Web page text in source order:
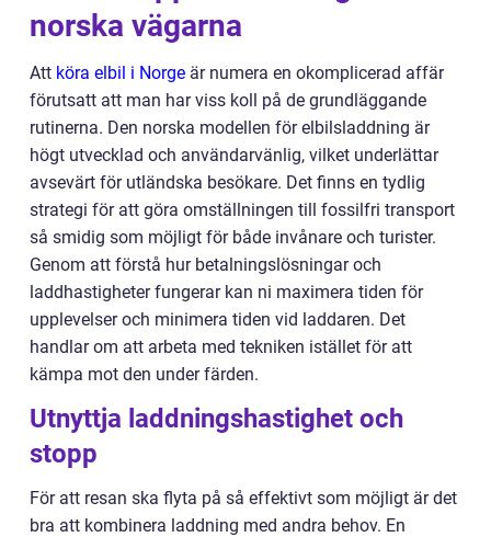
norska vägarna
Att köra elbil i Norge är numera en okomplicerad affär
förutsatt att man har viss koll på de grundläggande
rutinerna. Den norska modellen för elbilsladdning är
högt utvecklad och användarvänlig, vilket underlättar
avsevärt för utländska besökare. Det finns en tydlig
strategi för att göra omställningen till fossilfri transport
så smidig som möjligt för både invånare och turister.
Genom att förstå hur betalningslösningar och
laddhastigheter fungerar kan ni maximera tiden för
upplevelser och minimera tiden vid laddaren. Det
handlar om att arbeta med tekniken istället för att
kämpa mot den under färden.
Utnyttja laddningshastighet och
stopp
För att resan ska flyta på så effektivt som möjligt är det
bra att kombinera laddning med andra behov. En